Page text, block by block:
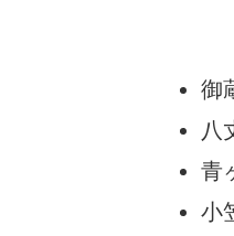
御
八
青
小